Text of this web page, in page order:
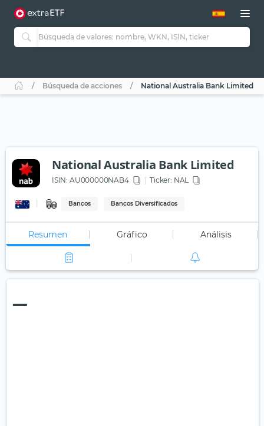
Búsqueda de acciones National Australia Bank Limited
National Australia Bank Limited
ISIN: AU000000NAB4 Ticker: NAL
Bancos Bancos Diversificados
Resumen Gráfico Análisis
—